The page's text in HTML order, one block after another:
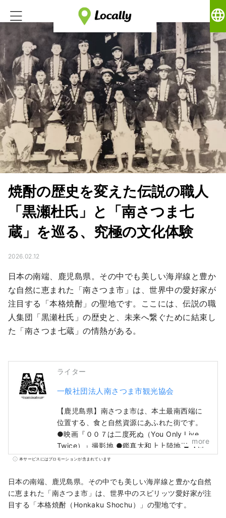
language
焼酎の歴史を変えた伝説の職人
「黒瀬杜氏」と「南さつま七
蔵」を巡る、究極の文化体験
2026.02.12
日本の南端、鹿児島県。その中でも美しい海岸線と豊か
な自然に恵まれた「南さつま市」は、世界中の愛好家が
注目する「本格焼酎」の聖地です。ここには、伝説の職
人集団「黒瀬杜氏」の歴史と、未来へ繋ぐために結束し
た「南さつま七蔵」の情熱がある。
ライター
一般社団法人南さつま市観光協会
【鹿児島県】南さつま市は、本土最南西端に
位置する、食と自然資源にあふれた街です。
●映画『００７は二度死ぬ（You Only Live
Twice）』撮影地 ●鑑真大和上上陸地 ●【日
本遺産】重要伝統的建造物群保存地区『加世
ま七蔵焼酎） ●九州百名山『金峰山』 ●薩摩
半島の三名山『野間岳』
more
本サービスにはプロモーションが含まれています
日本の南端、鹿児島県。その中でも美しい海岸線と豊かな自然
に恵まれた「南さつま市」は、世界中のスピリッツ愛好家が注
目する「本格焼酎（Honkaku Shochu）」の聖地です。